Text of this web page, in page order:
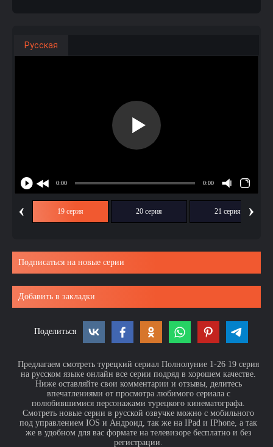
Русская
‹ 19 серия 20 серия 21 серия ›
Подписаться на новые серии
Добавить в закладки
Поделиться
Предлагаем смотреть турецкий сериал Полнолуние 1-26 19 серия
на русском языке онлайн все серии подряд в хорошем качестве.
Ниже оставляйте свои комментарии и отзывы, делитесь
впечатлениями от просмотра любимого сериала с
полюбившимися персонажами турецкого кинематографа.
Смотреть новые серии в русской озвучке можно с мобильного
под управлением IOS и Андроид, так же на IPad и IPhone, а так
же в удобном для вас формате на телевизоре бесплатно и без
регистрации.